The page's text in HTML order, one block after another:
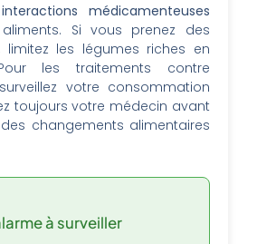
interactions médicamenteuses
Si vous prenez des
limitez les légumes riches en
les traitements contre
votre consommation
toujours votre médecin avant
changements alimentaires
à surveiller